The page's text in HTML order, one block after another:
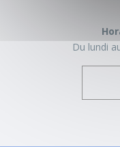
Du lundi